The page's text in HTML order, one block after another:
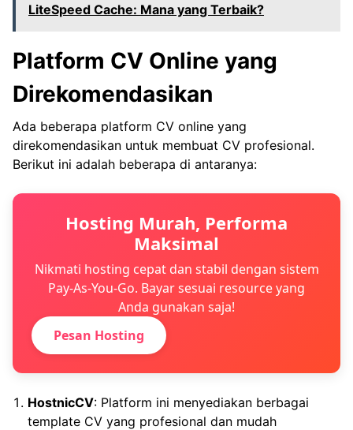
LiteSpeed Cache: Mana yang Terbaik?
Platform CV Online yang
Direkomendasikan
Ada beberapa platform CV online yang
direkomendasikan untuk membuat CV profesional.
Berikut ini adalah beberapa di antaranya:
Hosting Murah, Performa
Maksimal
Nikmati hosting cepat dan stabil dengan sistem
Pay-As-You-Go. Bayar sesuai resource yang
Anda gunakan saja!
Pesan Hosting
HostnicCV: Platform ini menyediakan berbagai
template CV yang profesional dan mudah